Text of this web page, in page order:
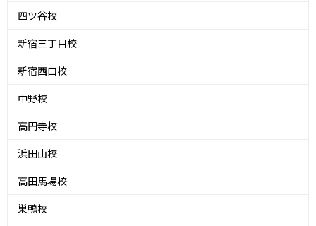
四ツ谷校
新宿三丁目校
新宿西口校
中野校
高円寺校
浜田山校
高田馬場校
巣鴨校